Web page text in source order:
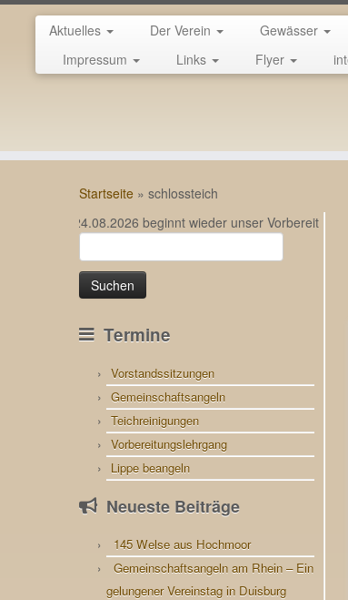
Aktuelles Der Verein Gewässer
Impressum
Links Flyer
Startseite » schlossteich
… Am 24.08.2026 beginnt wieder unser
nach:
Termine
Vorstandssitzungen
Gemeinschaftsangeln
Teichreinigungen
Vorbereitungslehrgang
Lippe beangeln
Neueste Beiträge
145 Welse aus Hochmoor
Gemeinschaftsangeln am Rhein – Ein
gelungener Vereinstag in Duisburg